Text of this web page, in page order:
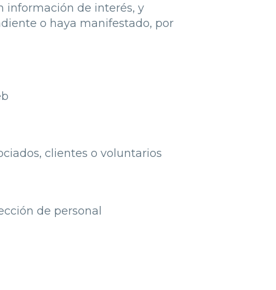
información de interés, y
o haya manifestado, por
clientes o voluntarios
de personal